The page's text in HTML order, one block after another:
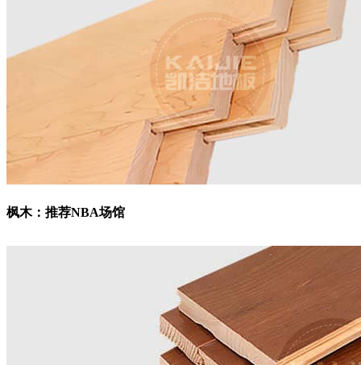
枫木： 推荐NBA场馆